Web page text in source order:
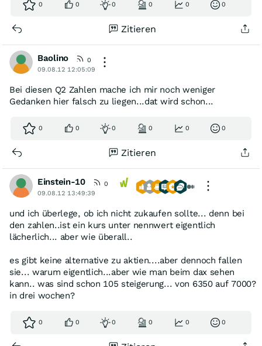
0 0 0 0 0 0
Zitieren
Baolino
0
09.08.12 12:05:09
Bei diesen Q2 Zahlen mache ich mir noch weniger
Gedanken hier falsch zu liegen...dat wird schon...
0 0 0 0 0 0
Zitieren
Einstein-10
0
09.08.12 13:49:39
und ich überlege, ob ich nicht zukaufen sollte... denn bei
den zahlen..ist ein kurs unter nennwert eigentlich
lächerlich... aber wie überall..
es gibt keine alternative zu aktien....aber dennoch fallen
sie... warum eigentlich...aber wie man beim dax sehen
kann.. was sind schon 105 steigerung... von 6350 auf 7000?
in drei wochen?
0 0 0 0 0 0